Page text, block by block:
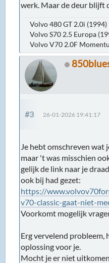
werk. Maar de deur blijft
Volvo 480 GT 2.0i (1994)
Volvo S70 2.5 Europa
Volvo V70 2.0F
#3 26-01-2026 19:41:17
Je hebt omschreven wat
maar 't was misschien
gelijk de link naar je
ook bij had gezet:
https://
v70-classic-gaat-niet-
Voorkomt mogelijk
Erg vervelend probleem,
oplossing voor je.
Mocht je er niet